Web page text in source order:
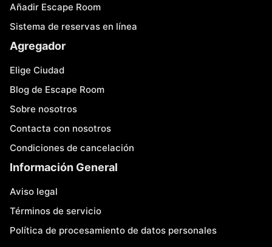
Añadir Escape Room
Sistema de reservas en línea
Agregador
Elige Ciudad
Blog de Escape Room
Sobre nosotros
Contacta con nosotros
Condiciones de cancelación
Información General
Aviso legal
Términos de servicio
Política de procesamiento de datos personales